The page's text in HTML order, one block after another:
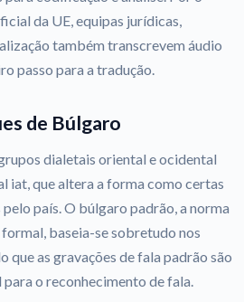
da UE, equipas jurídicas,
também transcrevem áudio
passo para a tradução.
de Búlgaro
dialetais oriental e ocidental
iat, que altera a forma como certas
país. O búlgaro padrão, a norma
baseia-se sobretudo nos
que as gravações de fala padrão são
o reconhecimento de fala.